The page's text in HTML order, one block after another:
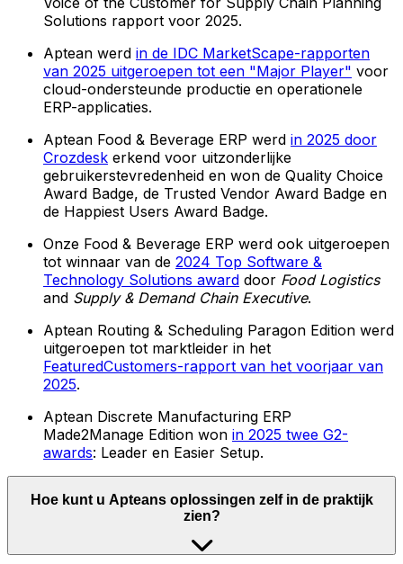
Solutions rapport voor 2025.
Aptean werd in de IDC MarketScape-rapporten
van 2025 uitgeroepen tot een "Major Player" voor
cloud-ondersteunde productie en operationele
ERP-applicaties.
Aptean Food & Beverage ERP werd in 2025 door
Crozdesk erkend voor uitzonderlijke
gebruikerstevredenheid en won de Quality Choice
Award Badge, de Trusted Vendor Award Badge en
de Happiest Users Award Badge.
Onze Food & Beverage ERP werd ook uitgeroepen
tot winnaar van de 2024 Top Software &
Technology Solutions award door Food Logistics
and Supply & Demand Chain Executive.
Aptean Routing & Scheduling Paragon Edition werd
uitgeroepen tot marktleider in het
FeaturedCustomers-rapport van het voorjaar van
2025.
Aptean Discrete Manufacturing ERP
Made2Manage Edition won in 2025 twee G2-
awards: Leader en Easier Setup.
Hoe kunt u Apteans oplossingen zelf in de praktijk
zien?